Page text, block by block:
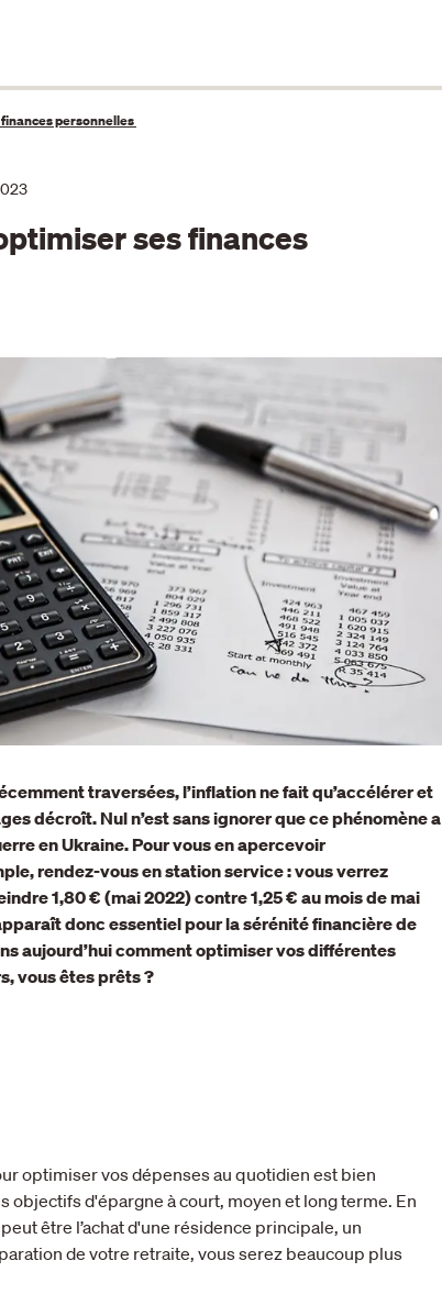
personnelles
ses finances
traversées, l’inflation ne fait qu’accélérer et
décroît. Nul n’est sans ignorer que ce phénomène a
en Ukraine. Pour vous en apercevoir
rendez-vous en station service : vous verrez
1,80 € (mai 2022) contre 1,25 € au mois de mai
donc essentiel pour la sérénité financière de
aujourd’hui comment optimiser vos différentes
vous êtes prêts ?
optimiser vos dépenses au quotidien est bien
objectifs d'épargne à court, moyen et long terme. En
être l’achat d'une résidence principale, un
de votre retraite, vous serez beaucoup plus